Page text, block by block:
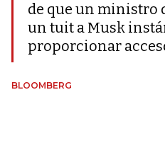
de que un ministro
un tuit a Musk
proporcionar
BLOOMBERG